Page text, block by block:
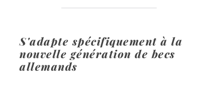
S'adapte spécifiquement à la
nouvelle génération de becs
allemands